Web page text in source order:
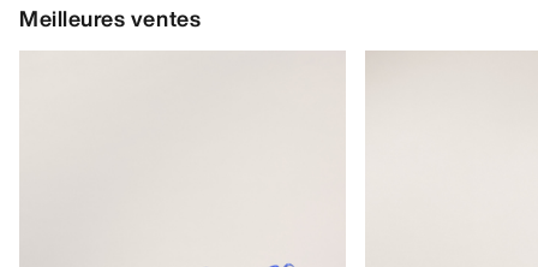
Meilleures ventes